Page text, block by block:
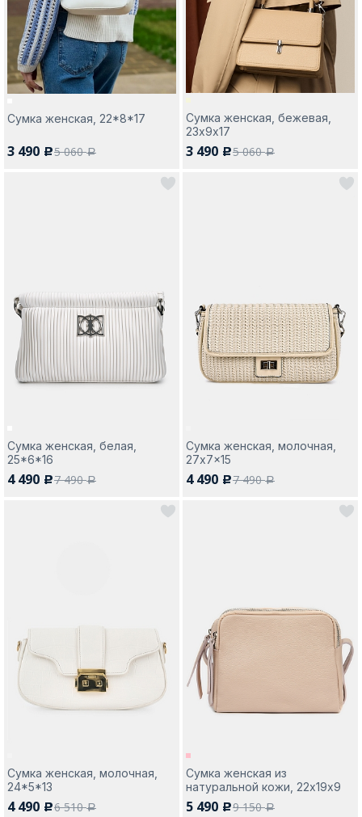
Сумка женская, 22*8*17
3 490 c5 060a
Сумка женская, бежевая,
23х9х17
3 490 c5 060a
Сумка женская, белая,
25*6*16
4 490 c7 490a
Сумка женская, молочная,
27x7x15
4 490 c7 490a
Сумка женская, молочная,
24*5*13
4 490 c6 510a
Сумка женская из
натуральной кожи, 22х19х9
5 490 c9 150a